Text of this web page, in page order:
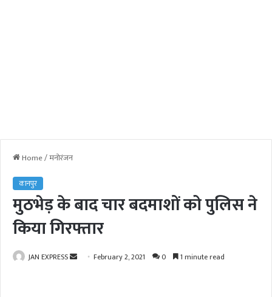
Home/मनोरंजन
कानपुर
मुठभेड़ के बाद चार बदमाशों को पुलिस ने
किया गिरफ्तार
JAN EXPRESS February 2, 2021 0 1 minute read